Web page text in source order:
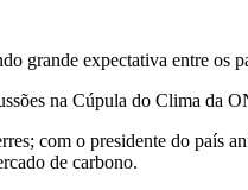
grande expectativa entre os
na Cúpula do Clima da
com o presidente do país
de carbono.